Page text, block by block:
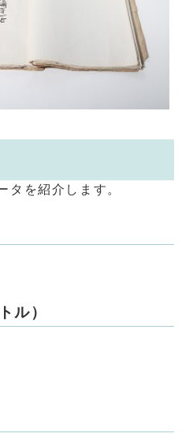
タを紹介します。
ル）